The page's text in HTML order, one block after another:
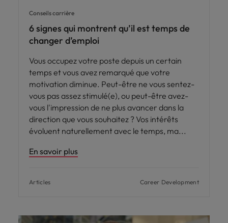
Conseils carrière
6 signes qui montrent qu’il est temps de
changer d’emploi
Vous occupez votre poste depuis un certain
temps et vous avez remarqué que votre
motivation diminue. Peut-être ne vous sentez-
vous pas assez stimulé(e), ou peut-être avez-
vous l'impression de ne plus avancer dans la
direction que vous souhaitez ? Vos intérêts
évoluent naturellement avec le temps, ma
En savoir plus
Articles Career Development